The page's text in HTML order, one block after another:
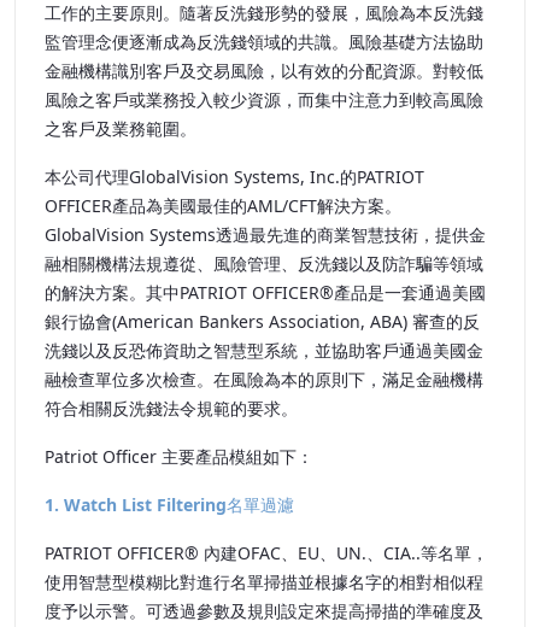
工作的主要原則。隨著反洗錢形勢的發展，風險為本反洗錢
監管理念便逐漸成為反洗錢領域的共識。風險基礎方法協助
金融機構識別客戶及交易風險，以有效的分配資源。對較低
風險之客戶或業務投入較少資源，而集中注意力到較高風險
之客戶及業務範圍。
本公司代理GlobalVision Systems, Inc.的PATRIOT
OFFICER產品為美國最佳的AML/CFT解決方案。
GlobalVision Systems透過最先進的商業智慧技術，提供金
融相關機構法規遵從、風險管理、反洗錢以及防詐騙等領域
的解決方案。其中PATRIOT OFFICER®產品是一套通過美國
銀行協會(American Bankers Association, ABA) 審查的反
洗錢以及反恐佈資助之智慧型系統，並協助客戶通過美國金
融檢查單位多次檢查。在風險為本的原則下，滿足金融機構
符合相關反洗錢法令規範的要求。
Patriot Officer 主要產品模組如下：
1. Watch List Filtering名單過濾
PATRIOT OFFICER® 內建OFAC、EU、UN.、CIA..等名單，
使用智慧型模糊比對進行名單掃描並根據名字的相對相似程
度予以示警。可透過參數及規則設定來提高掃描的準確度及